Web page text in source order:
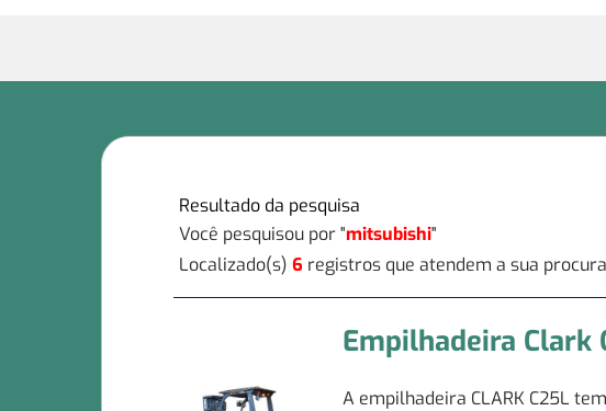
Resultado da pesquisa
Você pesquisou por "mitsubishi"
Localizado(s) 6 registros que atendem a sua
Empilhadeira Clark
A empilhadeira CLARK C25L